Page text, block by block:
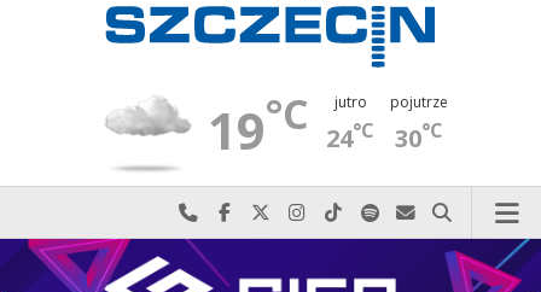
19°C jutro
24°C
pojutrze
30°C
Najlepiej po prostu do nas zadzwoń
Odwiedź nas na Facebook-u
Odwiedź nas na X
Odwiedź nas na Instagram-ie
Odwiedź nas na TikTok-u
Szukaj nas na Spotify
Wyślij do nas
Szukaj